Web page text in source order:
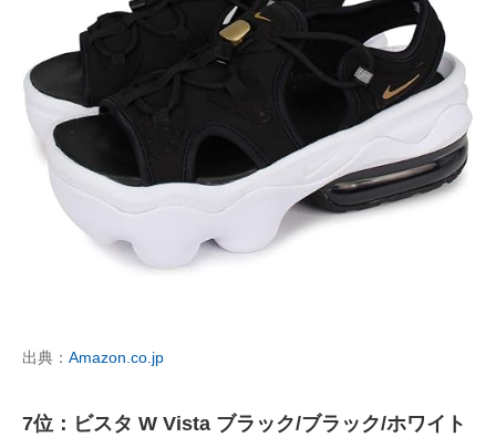
出典： Amazon.co.jp
7位：ビスタ W Vista ブラック/ブラック/ホワイト